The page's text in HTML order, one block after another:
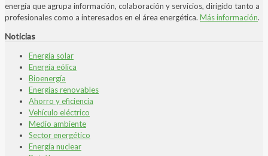
energía que agrupa información, colaboración y servicios, dirigido tanto a
profesionales como a interesados en el área energética. Más información.
Noticias
Energía solar
Energía eólica
Bioenergía
Energías renovables
Ahorro y eficiencia
Vehículo eléctrico
Medio ambiente
Sector energético
Energía nuclear